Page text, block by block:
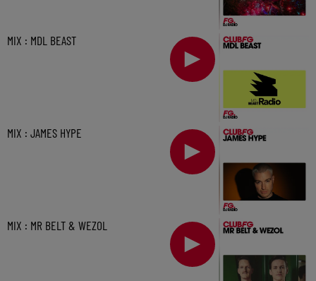
MIX : MDL BEAST
MIX : JAMES HYPE
MIX : MR BELT & WEZOL